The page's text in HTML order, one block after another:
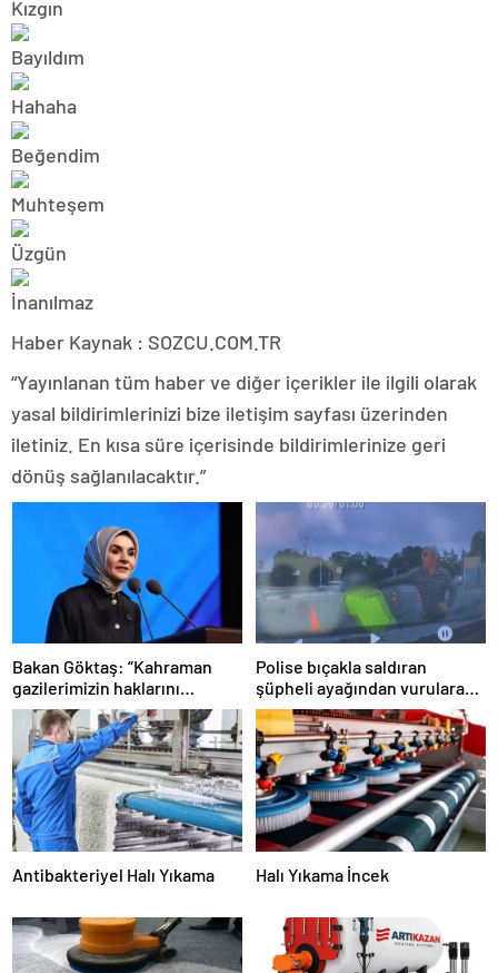
Haber Kaynak : SOZCU.COM.TR
“Yayınlanan tüm haber ve diğer içerikler ile ilgili olarak
yasal bildirimlerinizi bize iletişim sayfası üzerinden
iletiniz. En kısa süre içerisinde bildirimlerinize geri
dönüş sağlanılacaktır.”
Bakan Göktaş: “Kahraman
gazilerimizin haklarını
güçlendiren yeni bir dönemin
kapılarını aralıyoruz”
Polise bıçakla saldıran
şüpheli ayağından vurularak
yakalandı
Antibakteriyel Halı Yıkama Halı Yıkama İncek